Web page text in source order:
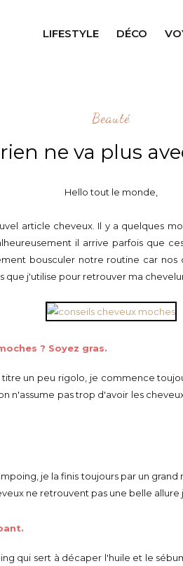
LIFESTYLE DÉCO
Beauté
ne va plus
Hello tout le monde,
article cheveux. Il y a quelques
il arrive parfois que
bousculer notre routine car
que j'utilise pour retrouver ma
? Soyez gras.
un peu rigolo, je commence
n'assume pas trop d'avoir les
je la finis toujours par un
ne retrouvent pas une belle allure
qui sert à décaper l'huile et le